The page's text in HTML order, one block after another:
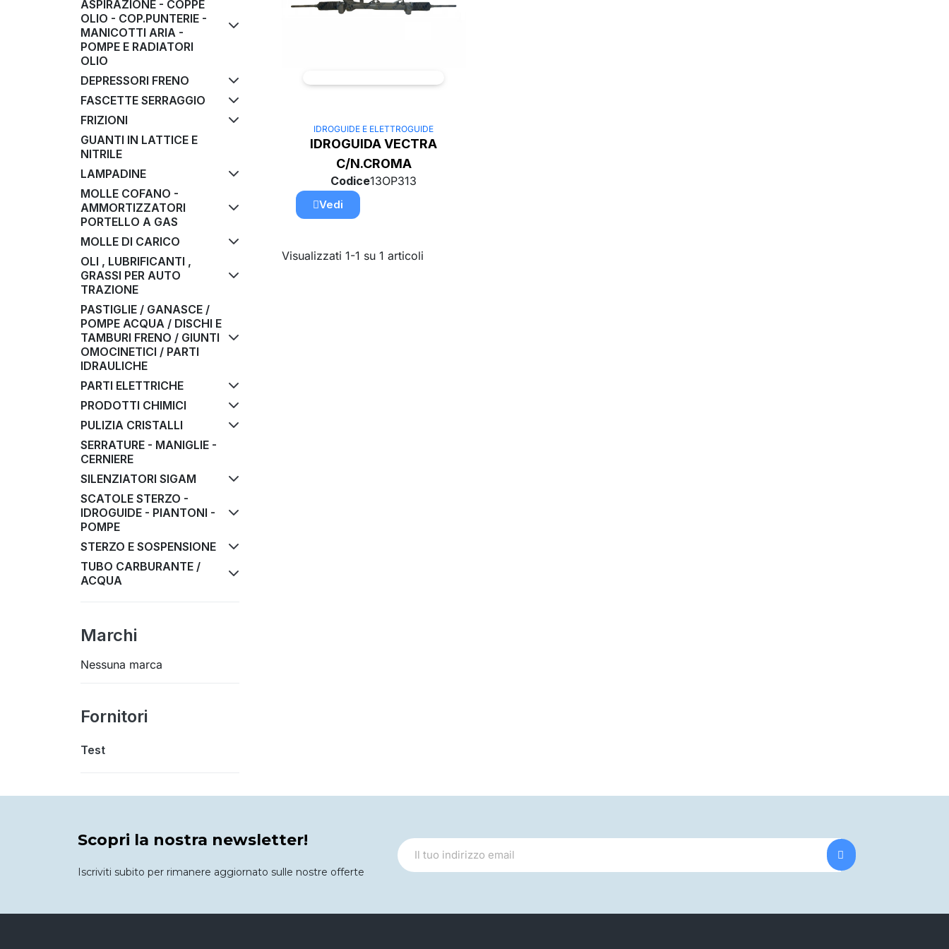
ASPIRAZIONE - COPPE
OLIO - COP.PUNTERIE -
MANICOTTI ARIA -
POMPE E RADIATORI
OLIO
DEPRESSORI FRENO
FASCETTE SERRAGGIO
FRIZIONI
GUANTI IN LATTICE E
NITRILE
LAMPADINE
MOLLE COFANO -
AMMORTIZZATORI
PORTELLO A GAS
MOLLE DI CARICO
OLI , LUBRIFICANTI ,
GRASSI PER AUTO
TRAZIONE
PASTIGLIE / GANASCE /
POMPE ACQUA / DISCHI E
TAMBURI FRENO / GIUNTI
OMOCINETICI / PARTI
IDRAULICHE
PARTI ELETTRICHE
PRODOTTI CHIMICI
PULIZIA CRISTALLI
SERRATURE - MANIGLIE -
CERNIERE
SILENZIATORI SIGAM
SCATOLE STERZO -
IDROGUIDE - PIANTONI -
POMPE
STERZO E SOSPENSIONE
TUBO CARBURANTE /
ACQUA
Marchi
Nessuna marca
Fornitori
Test
IDROGUIDE E ELETTROGUIDE
IDROGUIDA VECTRA
C/N.CROMA
Codice13OP313
Vedi
Visualizzati 1-1 su 1 articoli
Scopri la nostra newsletter!
Iscriviti subito per rimanere aggiornato sulle nostre offerte